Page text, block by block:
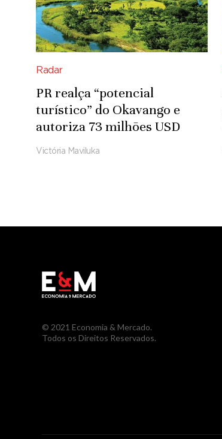
Radar
PR realça “potencial
turístico” do Okavango e
autoriza 73 milhões USD
para infra-estruturas
Victória Maviluka
© 2021 Economia & Mercado.
Todos os Direitos Reservados.